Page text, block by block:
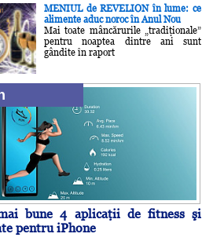
MENIUL de REVELION în lume: ce
alimente aduc noroc în Anul Nou
Mai toate mâncărurile „tradiţionale”
pentru noaptea dintre ani sunt
gândite în raport
bune 4 aplicaţii de fitness şi
pentru iPhone